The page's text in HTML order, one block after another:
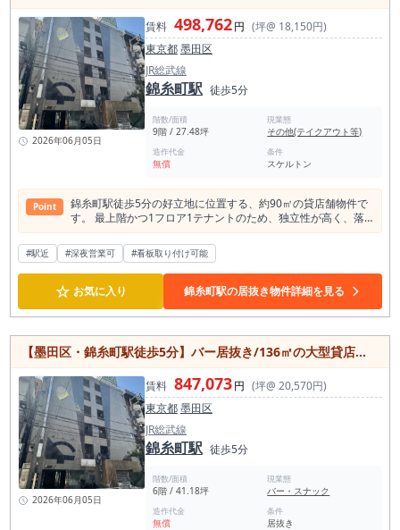
大を目指す方におすすめの物件です。
2026年06月05日
賃料 498,762円 (坪@ 18,150円)
東京都墨田区
JR総武線
錦糸町駅 徒歩5分
階数/面積
9階 / 27.48坪
現業態
その他(テイクアウト等)
造作代金
無償
条件
スケルトン
Point
錦糸町駅徒歩5分の好立地に位置する、約90㎡の貸店舗物件で
す。 最上階かつ1フロア1テナントのため、独立性が高く、落
ち着いた店舗運営を実現しやすい環境が魅力。 飲食店の出店も
相談可能で、レストランやバー、サービス店舗など幅広い業種
に対応できます。 スケルトン渡しのため、レイアウトや内装を
自由に設計でき、コンセプトに合わせた理想の店舗づくりが可
能です。 24時間利用可能で土日祝日の営業にも対応してお
り、業態に合わせた柔軟な運営ができます。 周辺には飲食店や
商業施設が集まり、人通りも多い錦糸町エリアならではの集客
力も期待できます。 個別空調やエレベーターを備え、快適な営
業環境を確保。新規開業や移転を検討されている方におすすめ
の店舗物件です。
#駅近 #深夜営業可 #看板取り付け可能
☆ お気に入り 錦糸町駅の居抜き物件詳細を見る
【墨田区・錦糸町駅徒歩5分】バー居抜き/136㎡の大型貸店舗/24時間利用可能/江東橋エリア
2026年06月05日
賃料 847,073円 (坪@ 20,570円)
東京都墨田区
JR総武線
錦糸町駅 徒歩5分
階数/面積
6階 / 41.18坪
現業態
バー・スナック
造作代金
無償
条件
居抜き